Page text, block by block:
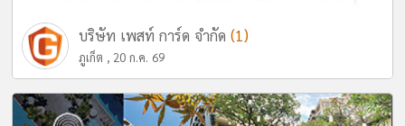
บริษัท เพสท์ การ์ด จำกัด (1)
ภูเก็ต , 20 ก.ค. 69